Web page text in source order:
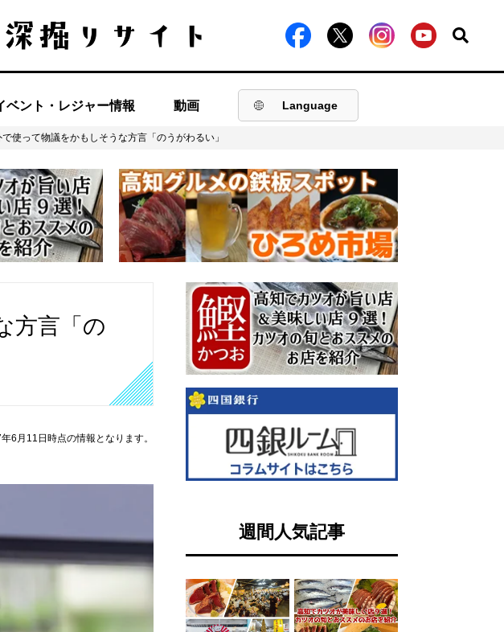
ベント・レジャー情報 動画 Language
使って物議をかもしそうな方言「のうがわるい」
方言「の
6月11日時点の情報となります。
週間人気記事